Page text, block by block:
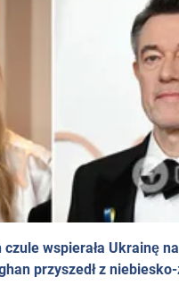
wspierała Ukrainę
przyszedł z